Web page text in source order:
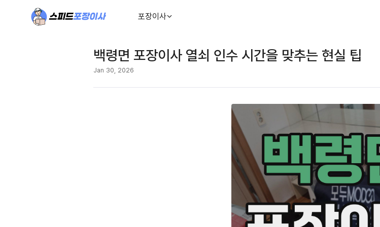
포장이사
백령면 포장이사 열쇠 인수 시간을 맞추는 현실 팁
Jan 30, 2026